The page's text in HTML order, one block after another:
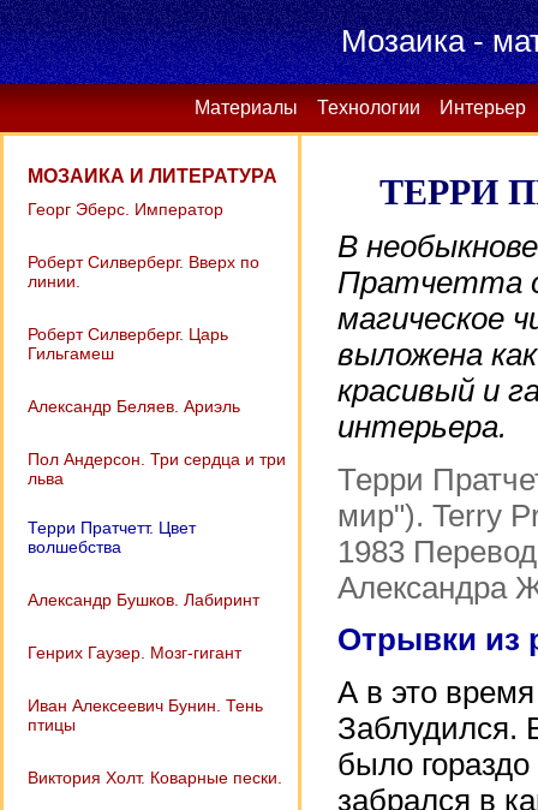
Мозаика -
Материалы Технологии Интерьер
МОЗАИКА И ЛИТЕРАТУРА
Георг Эберс. Император
Роберт Силверберг. Вверх по
линии.
Роберт Силверберг. Царь
Гильгамеш
Александр Беляев. Ариэль
Пол Андерсон. Три сердца и три
льва
Терри Пратчетт. Цвет
волшебства
Александр Бушков. Лабиринт
Генрих Гаузер. Мозг-гигант
Иван Алексеевич Бунин. Тень
птицы
Виктория Холт. Коварные пески.
ТЕРРИ
В
Пратчетта
магическое
выложена
красивый и
интерьера.
Терри
мир"). Terry
1983
Александра
Отрывки из
А в это
Заблудился.
было
забрался в